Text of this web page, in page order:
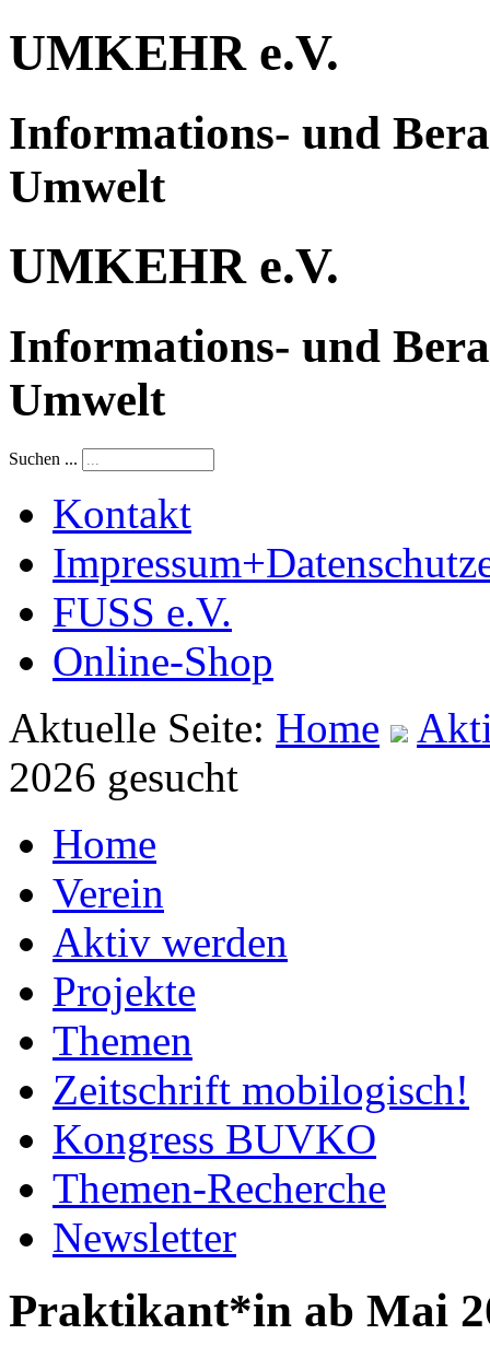
UMKEHR e.V.
Informations- und
Umwelt
UMKEHR e.V.
Informations- und
Umwelt
Suchen ...
Kontakt
FUSS e.V.
Online-Shop
Aktuelle Seite: Home
2026 gesucht
Home
Verein
Aktiv werden
Projekte
Themen
Zeitschrift mobilogisch!
Kongress BUVKO
Themen-Recherche
Newsletter
Praktikant*in ab Mai